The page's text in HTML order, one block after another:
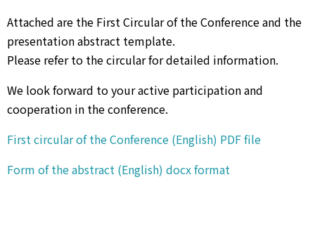
Attached are the First Circular of the Conference and the
presentation abstract template.
Please refer to the circular for detailed information.
We look forward to your active participation and
cooperation in the conference.
First circular of the Conference (English) PDF file
Form of the abstract (English) docx format